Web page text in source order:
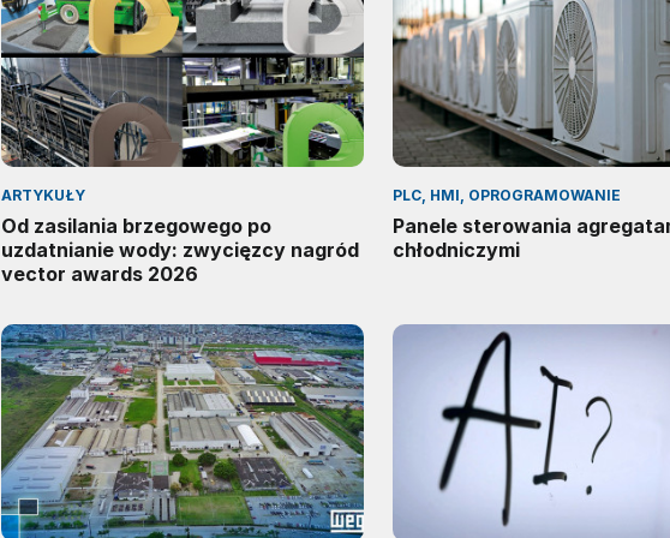
ARTYKUŁY
Od zasilania brzegowego po
uzdatnianie wody: zwycięzcy nagród
vector awards 2026
PLC, HMI, OPROGRAMOWANIE
Panele sterowania
chłodniczymi